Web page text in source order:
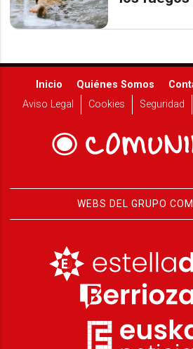
Inicio Quiénes Somos
Aviso Legal
Cookies Seguridad
WEBS DEL GRUPO